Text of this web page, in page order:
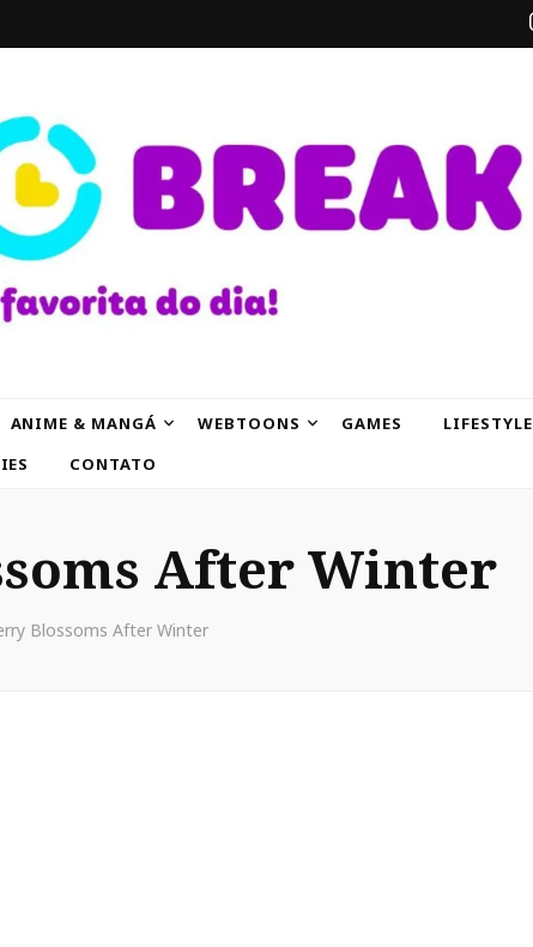
ANIME & MANGÁ WEBTOONS GAMES LIFESTYLE
CONTATO
After Winter
Blossoms After Winter